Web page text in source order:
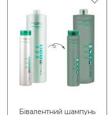
Бівалентний шампунь